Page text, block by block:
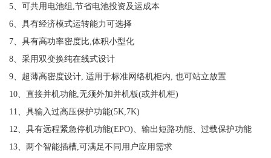
5、可共用电池组,节省电池投资及运成本
6、具有经济模式运转能力可选择
7、具有高功率密度比,体积小型化
8、采用双变换纯在线式设计
9、超薄高密度设计, 适用于标准网络机柜内, 也可站立放置
10、直接并机功能,无须外加并机板(或并机柜)
11、具输入过高压保护功能(5K,7K)
12、具有远程紧急停机功能(EPO)、输出短路功能、过载保护功能
13、两个智能插槽,可满足不同用户应用需求